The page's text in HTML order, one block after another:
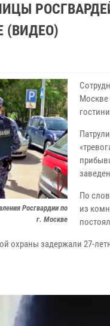
(ВИДЕО)
Росгвардии по
г. Москве
Москве
По
из
охраны задержали 27-